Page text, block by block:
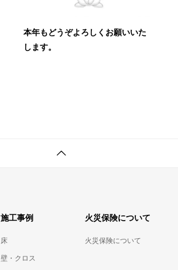
本年もどうぞよろしくお願いいた
します。
施工事例
床
壁・クロス
火災保険について
火災保険について